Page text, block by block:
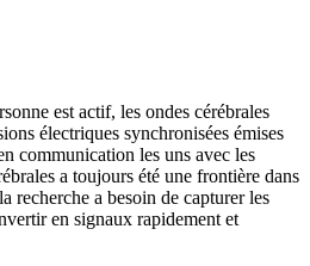
est actif, les ondes cérébrales
électriques synchronisées émises
communication les uns avec les
a toujours été une frontière dans
recherche a besoin de capturer les
en signaux rapidement et